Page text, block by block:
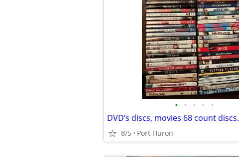
• • • • •
DVD’s discs, movies 68 count discs.
8/5 Port Huron